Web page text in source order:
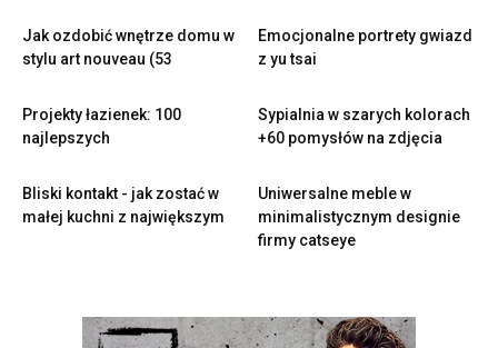
Jak ozdobić wnętrze domu w
stylu art nouveau (53
Emocjonalne portrety gwiazd
z yu tsai
Projekty łazienek: 100
najlepszych
Sypialnia w szarych kolorach
+60 pomysłów na zdjęcia
Bliski kontakt - jak zostać w
małej kuchni z największym
Uniwersalne meble w
minimalistycznym designie
firmy catseye